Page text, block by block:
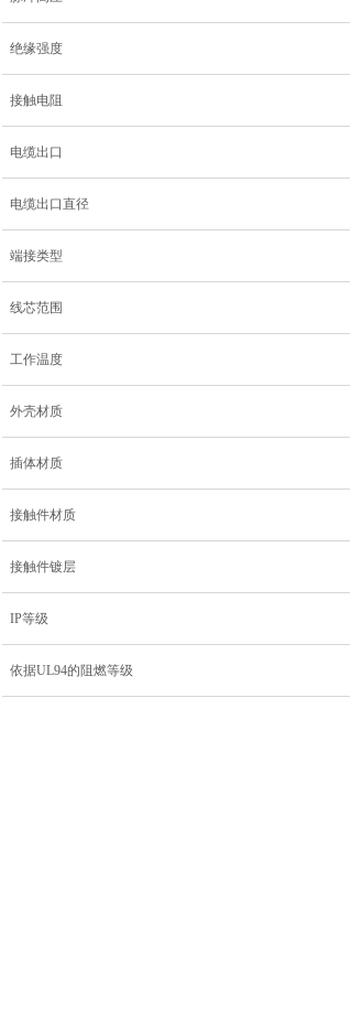
绝缘强度
接触电阻
电缆出口
电缆出口直径
端接类型
线芯范围
工作温度
外壳材质
插体材质
接触件材质
接触件镀层
IP等级
依据UL94的阻燃等级